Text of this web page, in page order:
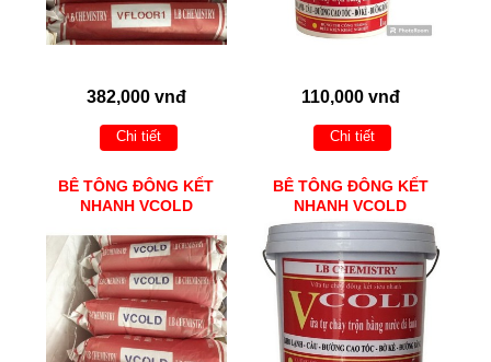
382,000 vnđ
Chi tiết
110,000 vnđ
Chi tiết
BÊ TÔNG ĐÔNG KẾT
NHANH VCOLD
BÊ TÔNG ĐÔNG KẾT
NHANH VCOLD